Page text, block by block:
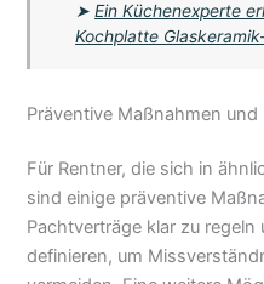
➤Ein Küchenexperte
Kochplatte
Präventive Maßnahmen
Für Rentner, die sich in
sind einige präventive
Pachtverträge klar zu
definieren, um